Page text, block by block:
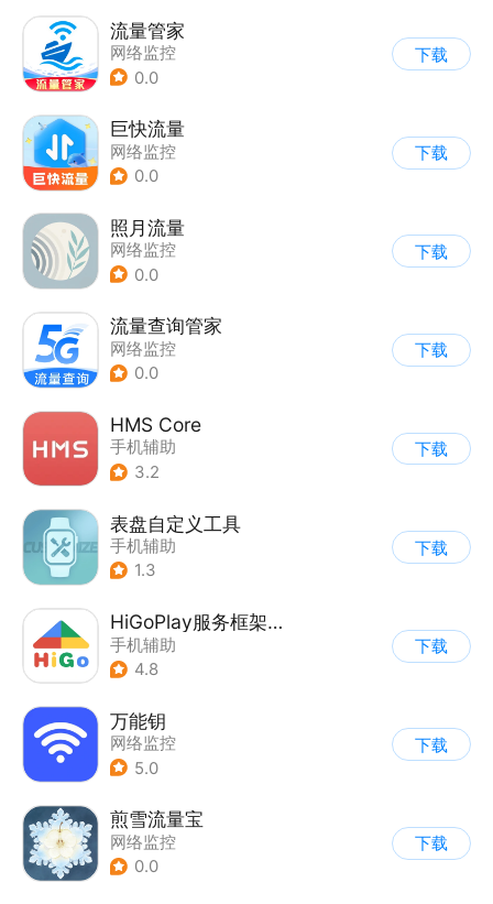
流量管家
网络监控
0.0
下载
巨快流量
网络监控
0.0
下载
照月流量
网络监控
0.0
下载
流量查询管家
网络监控
0.0
下载
HMS Core
手机辅助
3.2
下载
表盘自定义工具
手机辅助
1.3
下载
HiGoPlay服务框架安装器
手机辅助
4.8
下载
万能钥
网络监控
5.0
下载
煎雪流量宝
网络监控
0.0
下载